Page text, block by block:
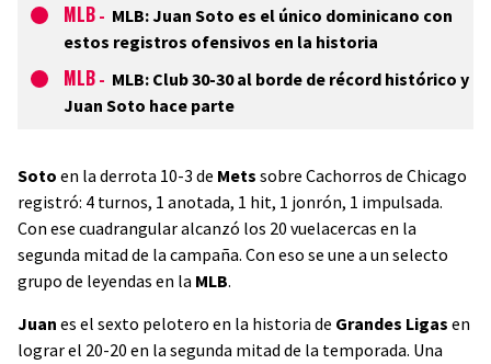
MLB - MLB: Juan Soto es el único dominicano con
estos registros ofensivos en la historia
MLB - MLB: Club 30-30 al borde de récord histórico y
Juan Soto hace parte
Soto en la derrota 10-3 de Mets sobre Cachorros de Chicago
registró: 4 turnos, 1 anotada, 1 hit, 1 jonrón, 1 impulsada.
Con ese cuadrangular alcanzó los 20 vuelacercas en la
segunda mitad de la campaña. Con eso se une a un selecto
grupo de leyendas en la MLB.
Juan es el sexto pelotero en la historia de Grandes Ligas en
lograr el 20-20 en la segunda mitad de la temporada. Una